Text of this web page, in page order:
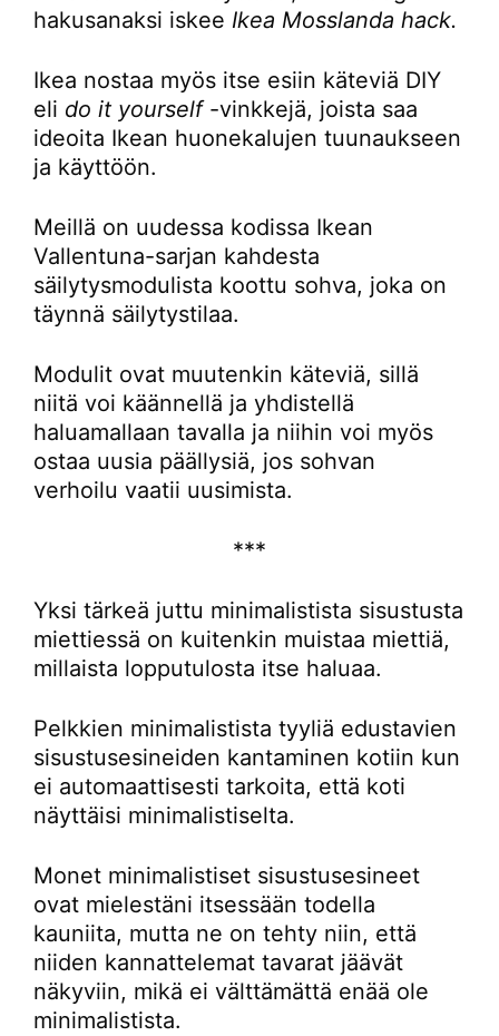
hakusanaksi iskee Ikea Mosslanda hack.
Ikea nostaa myös itse esiin käteviä DIY
eli do it yourself-vinkkejä, joista saa
ideoita Ikean huonekalujen tuunaukseen
ja käyttöön.
Meillä on uudessa kodissa Ikean
Vallentuna-sarjan kahdesta
säilytysmodulista koottu sohva, joka on
täynnä säilytystilaa.
Modulit ovat muutenkin käteviä, sillä
niitä voi käännellä ja yhdistellä
haluamallaan tavalla ja niihin voi myös
ostaa uusia päällysiä, jos sohvan
verhoilu vaatii uusimista.
***
Yksi tärkeä juttu minimalistista sisustusta
miettiessä on kuitenkin muistaa miettiä,
millaista lopputulosta itse haluaa.
Pelkkien minimalistista tyyliä edustavien
sisustusesineiden kantaminen kotiin kun
ei automaattisesti tarkoita, että koti
näyttäisi minimalistiselta.
Monet minimalistiset sisustusesineet
ovat mielestäni itsessään todella
kauniita, mutta ne on tehty niin, että
niiden kannattelemat tavarat jäävät
näkyviin, mikä ei välttämättä enää ole
minimalistista.